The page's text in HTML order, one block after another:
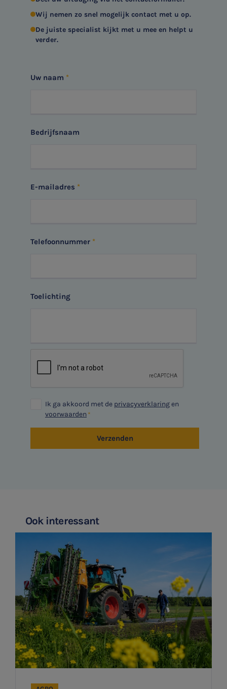
Zonder gedoe
Typ hieronder uw zoekterm
E-commerce
HR Advies
Ontvang meldingen bij belangrijke ontwikkelingen rondom
Wij nemen zo snel mogelijk contact met u op.
De juiste specialist kijkt met u mee en helpt u
verder.
Uw naam
Bedrijfsnaam
E-mailadres
Telefoonnummer
Toelichting
Ik ga akkoord met de privacyverklaringen
voorwaarden
Verzenden
Ook interessant